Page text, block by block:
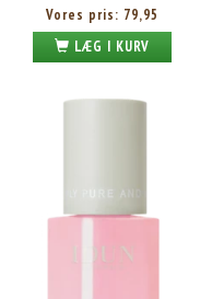
IDUN MINERALS NAIL POLISH
Vores pris: 79,95
LÆG I KURV